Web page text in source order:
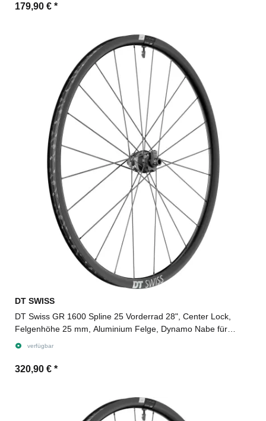
179,90 € *
DT SWISS
DT Swiss GR 1600 Spline 25 Vorderrad 28", Center Lock,
Felgenhöhe 25 mm, Aluminium Felge, Dynamo Nabe für
Steckachse 12/100 mm TA
verfügbar
320,90 € *